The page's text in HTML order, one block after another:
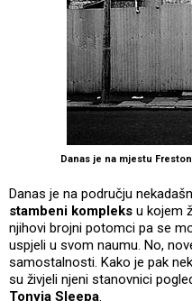
Danas je na mjestu
Danas je na području
stambeni kompleks u kojem
njihovi brojni potomci pa se
uspjeli u svom naumu. No,
samostalnosti. Kako je pak
su živjeli njeni stanovnici
Tonyja Sleepa.